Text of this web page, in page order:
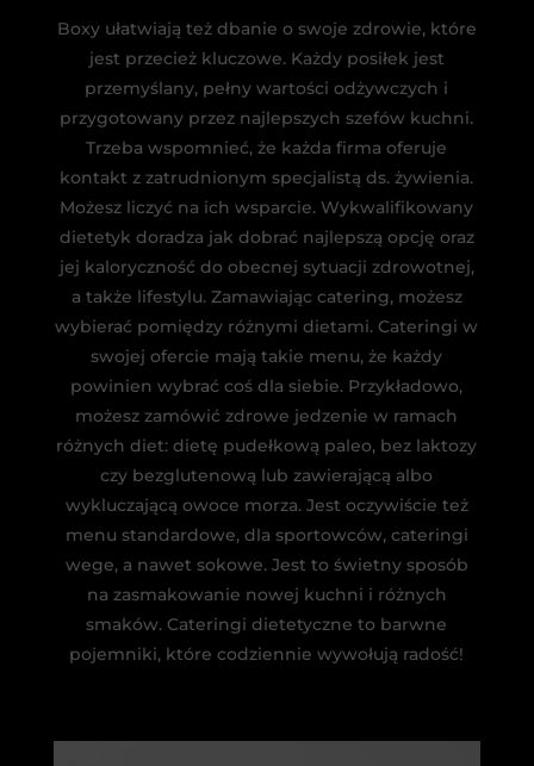
Boxy ułatwiają też dbanie o swoje zdrowie, które
jest przecież kluczowe. Każdy posiłek jest
przemyślany, pełny wartości odżywczych i
przygotowany przez najlepszych szefów kuchni.
Trzeba wspomnieć, że każda firma oferuje
kontakt z zatrudnionym specjalistą ds. żywienia.
Możesz liczyć na ich wsparcie. Wykwalifikowany
dietetyk doradza jak dobrać najlepszą opcję oraz
jej kaloryczność do obecnej sytuacji zdrowotnej,
a także lifestylu. Zamawiając catering, możesz
wybierać pomiędzy różnymi dietami. Cateringi w
swojej ofercie mają takie menu, że każdy
powinien wybrać coś dla siebie. Przykładowo,
możesz zamówić zdrowe jedzenie w ramach
różnych diet: dietę pudełkową paleo, bez laktozy
czy bezglutenową lub zawierającą albo
wykluczającą owoce morza. Jest oczywiście też
menu standardowe, dla sportowców, cateringi
wege, a nawet sokowe. Jest to świetny sposób
na zasmakowanie nowej kuchni i różnych
smaków. Cateringi dietetyczne to barwne
pojemniki, które codziennie wywołują radość!